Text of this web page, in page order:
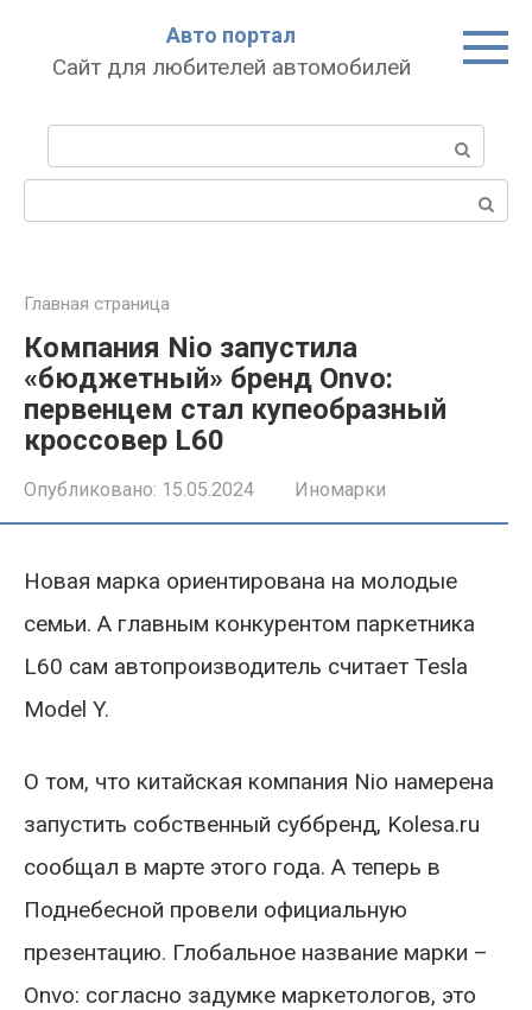
Авто портал
Сайт для любителей автомобилей
Главная страница
Компания Nio запустила
«бюджетный» бренд Onvo:
первенцем стал купеобразный
кроссовер L60
Опубликовано: 15.05.2024 Иномарки
Новая марка ориентирована на молодые
семьи. А главным конкурентом паркетника
L60 сам автопроизводитель считает Tesla
Model Y.
О том, что китайская компания Nio намерена
запустить собственный суббренд, Kolesa.ru
сообщал в марте этого года. А теперь в
Поднебесной провели официальную
презентацию. Глобальное название марки –
Onvo: согласно задумке маркетологов, это